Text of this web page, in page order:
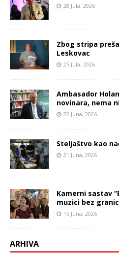
28 Jula, 2026
Zbog stripa
Leskovac
25 Jula, 2026
Ambasador
novinara, nema
22 Juna, 2026
Steljaštvo kao
21 Juna, 2026
Kamerni sastav
muzici bez
15 Juna, 2026
ARHIVA